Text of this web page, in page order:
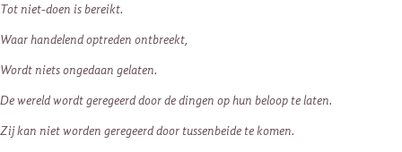
Tot niet-doen is bereikt.
Waar handelend optreden ontbreekt,
Wordt niets ongedaan gelaten.
De wereld wordt geregeerd door de dingen op hun beloop te laten.
Zij kan niet worden geregeerd door tussenbeide te komen.